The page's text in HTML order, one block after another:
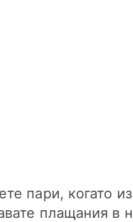
пари, когато
плащания в